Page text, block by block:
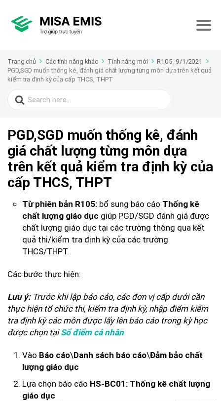
Trang chủ Các tính năng khác Tính năng mới
R105_9/1/2021
PGD,SGD muốn thống kê, đánh giá chất lượng từng môn dựa trên kết quả
kiểm tra định kỳ của cấp THCS, THPT
Search
for:
PGD,SGD muốn thống kê, đánh
giá chất lượng từng môn dựa
trên kết quả kiểm tra định kỳ của
cấp THCS, THPT
Từ phiên bản R105: bổ sung báo cáo Thống kê
chất lượng giáo dục giúp PGD/SGD đánh giá được
chất lượng giáo dục tại các trường thông qua kết
quả thi/kiểm tra định kỳ của các trường
THCS/THPT.
Các bước thực hiện:
Lưu ý:Trước khi lập báo cáo, các đơn vị cấp dưới cần
thực hiện tổ chức thi, kiểm tra định kỳ, nhập điểm kiểm
tra định kỳ các môn được lấy lên báo cáo trong kỳ học
được chọn tạiSổ điểm cá nhân
Vào Báo cáo\Danh sách báo cáo\Đảm bảo chất
lượng giáo dục
Lựa chọn báo cáo HS-BC01: Thống kê chất lượng
giáo dục